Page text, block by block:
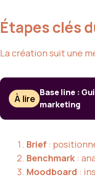
Étapes clés
La création suit une
À lire
Base line :
marketing
Brief :
Benchmark :
Moodboard :